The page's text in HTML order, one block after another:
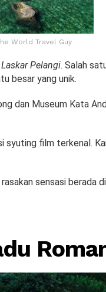
World Travel Guy
Laskar Pelangi. Salah
besar yang unik.
dan Museum Kata
syuting film terkenal.
sensasi berada